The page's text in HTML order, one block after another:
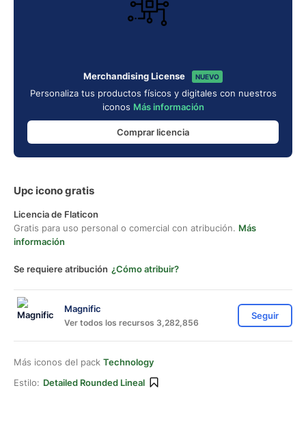
Merchandising License NUEVO
Personaliza tus productos físicos y digitales con nuestros
iconos Más información
Comprar licencia
Upc icono gratis
Licencia de Flaticon
Gratis para uso personal o comercial con atribución. Más
información
Se requiere atribución ¿Cómo atribuir?
Magnific
Ver todos los recursos 3,282,856
Seguir
Más iconos del pack Technology
Estilo: Detailed Rounded Lineal